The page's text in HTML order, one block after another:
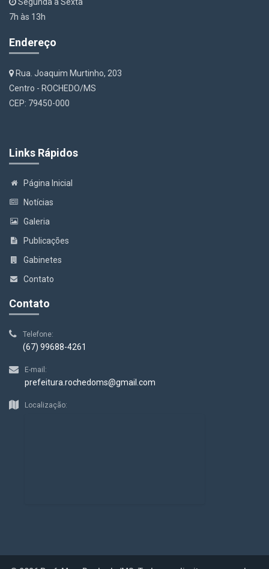
7h às 13h
Endereço
Rua. Joaquim Murtinho, 203
Centro - ROCHEDO/MS
CEP: 79450-000
Links Rápidos
Página Inicial
Notícias
Galeria
Publicações
Gabinetes
Contato
Contato
Telefone:
(67) 99688-4261
E-mail:
prefeitura.rochedoms@gmail.com
Localização: